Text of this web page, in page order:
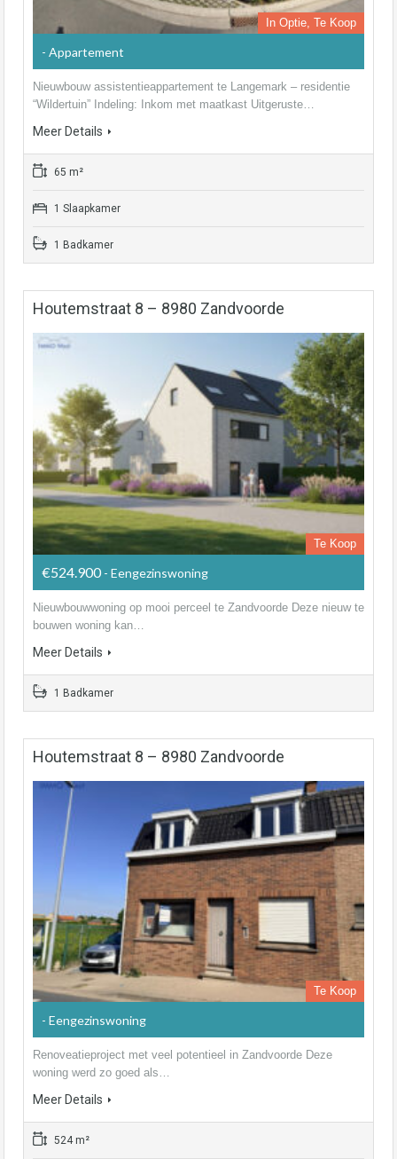
In Optie, Te Koop
- Appartement
Nieuwbouw assistentieappartement te Langemark – residentie
“Wildertuin” Indeling: Inkom met maatkast Uitgeruste…
Meer Details
65 m²
1 Slaapkamer
1 Badkamer
Houtemstraat 8 – 8980 Zandvoorde
Te Koop
€524.900- Eengezinswoning
Nieuwbouwwoning op mooi perceel te Zandvoorde Deze nieuw te
bouwen woning kan…
Meer Details
1 Badkamer
Houtemstraat 8 – 8980 Zandvoorde
Te Koop
- Eengezinswoning
Renoveatieproject met veel potentieel in Zandvoorde Deze
woning werd zo goed als…
Meer Details
524 m²